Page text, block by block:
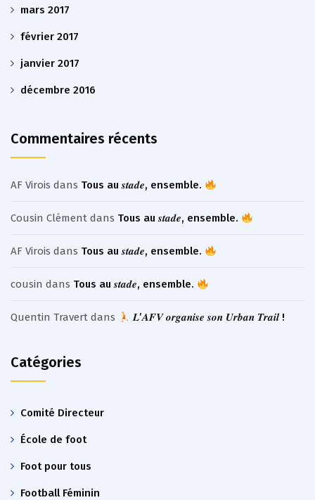
mars 2017
février 2017
janvier 2017
décembre 2016
Commentaires récents
AF Virois dans Tous au 𝒔𝒕𝒂𝒅𝒆, ensemble.
Cousin Clément dans Tous au 𝒔𝒕𝒂𝒅𝒆, ensemble.
AF Virois dans Tous au 𝒔𝒕𝒂𝒅𝒆, ensemble.
cousin dans Tous au 𝒔𝒕𝒂𝒅𝒆, ensemble.
Quentin Travert dans 𝑳’𝑨𝑭𝑽 𝒐𝒓𝒈𝒂𝒏𝒊𝒔𝒆 𝒔𝒐𝒏 𝑼𝒓𝒃𝒂𝒏 𝑻𝒓𝒂𝒊𝒍 !
Catégories
Comité Directeur
École de foot
Foot pour tous
Football Féminin